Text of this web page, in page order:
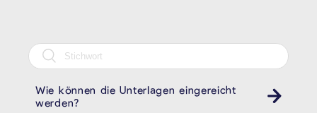
Wie können die Unterlagen eingereicht
werden?